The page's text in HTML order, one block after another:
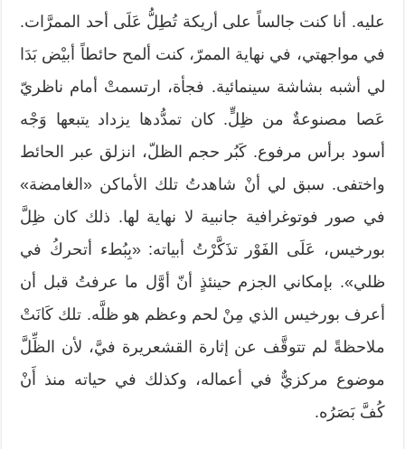
عليه. أنا كنت جالساً على أريكة تُطِلُّ عَلَى أحد الممرَّات.
في مواجهتي، في نهاية الممرّ، كنت ألمح حائطاً أبيْض بَدَا
لي أشبه بشاشة سينمائية. فجأة، ارتسمتْ أمام ناظريّ
عَصا مصنوعةٌ من ظِلٍّ. كان تمدُّدها يزداد يتبعها وَجْه
أسود برأس مرفوع. كَبُر حجم الظلّ، انزلق عبر الحائط
واختفى. سبق لي أنْ شاهدتُ تلك الأماكن «الغامضة»
في صور فوتوغرافية جانبية لا نهاية لها. ذلك كان ظِلَّ
بورخيس، عَلَى الفَوْر تذَكَّرْتُ أبياته: «بِبُطء أتحركُ في
ظلي». بإمكاني الجزم حينئذٍ أنّ أوَّل ما عرفتُ قبل أن
أعرف بورخيس الذي مِنْ لحم وعظم هو ظلَّه. تلك كَانَتْ
ملاحظةً لم تتوقَّف عن إثارة القشعريرة فيَّ، لأن الظِّلَّ
موضوع مركزيٌّ في أعماله، وكذلك في حياته منذ أَنْ
كُفَّ بَصَرُه.